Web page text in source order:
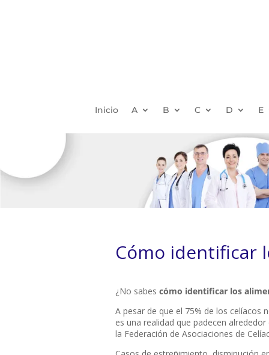
Inicio A B C D E
Cómo identificar
¿No sabes cómo identificar los
A pesar de que el 75% de los celíacos
es una realidad que padecen
la Federación de Asociaciones de